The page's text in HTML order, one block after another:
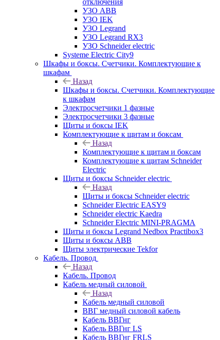
УЗО ABB
УЗО IEK
УЗО Legrand
УЗО Legrand RX3
УЗО Schneider electric
Systeme Electric City9
Шкафы и боксы. Счетчики. Комплектующие к
шкафам
Назад
Шкафы и боксы. Счетчики. Комплектующие
к шкафам
Электросчетчики 1 фазные
Электросчетчики 3 фазные
Щиты и боксы IEK
Комплектующие к щитам и боксам
Назад
Комплектующие к щитам и боксам
Комплектующие к щитам Schneider
Electric
Щиты и боксы Schneider electric
Назад
Щиты и боксы Schneider electric
Schneider Electric EASY9
Schneider electric Kaedra
Schneider Electric MINI-PRAGMA
Щиты и боксы Legrand Nedbox Practibox3
Щиты и боксы ABB
Щиты электрические Tekfor
Кабель. Провод
Назад
Кабель. Провод
Кабель медный силовой
Назад
Кабель медный силовой
ВВГ медный силовой кабель
Кабель ВВГнг
Кабель ВВГнг LS
Кабель ВВГнг FRLS